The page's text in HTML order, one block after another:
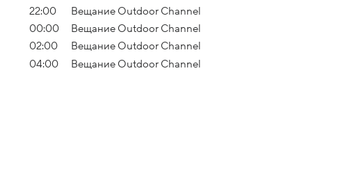
22:00
Вещание Outdoor Channel
00:00
Вещание Outdoor Channel
02:00
Вещание Outdoor Channel
04:00
Вещание Outdoor Channel